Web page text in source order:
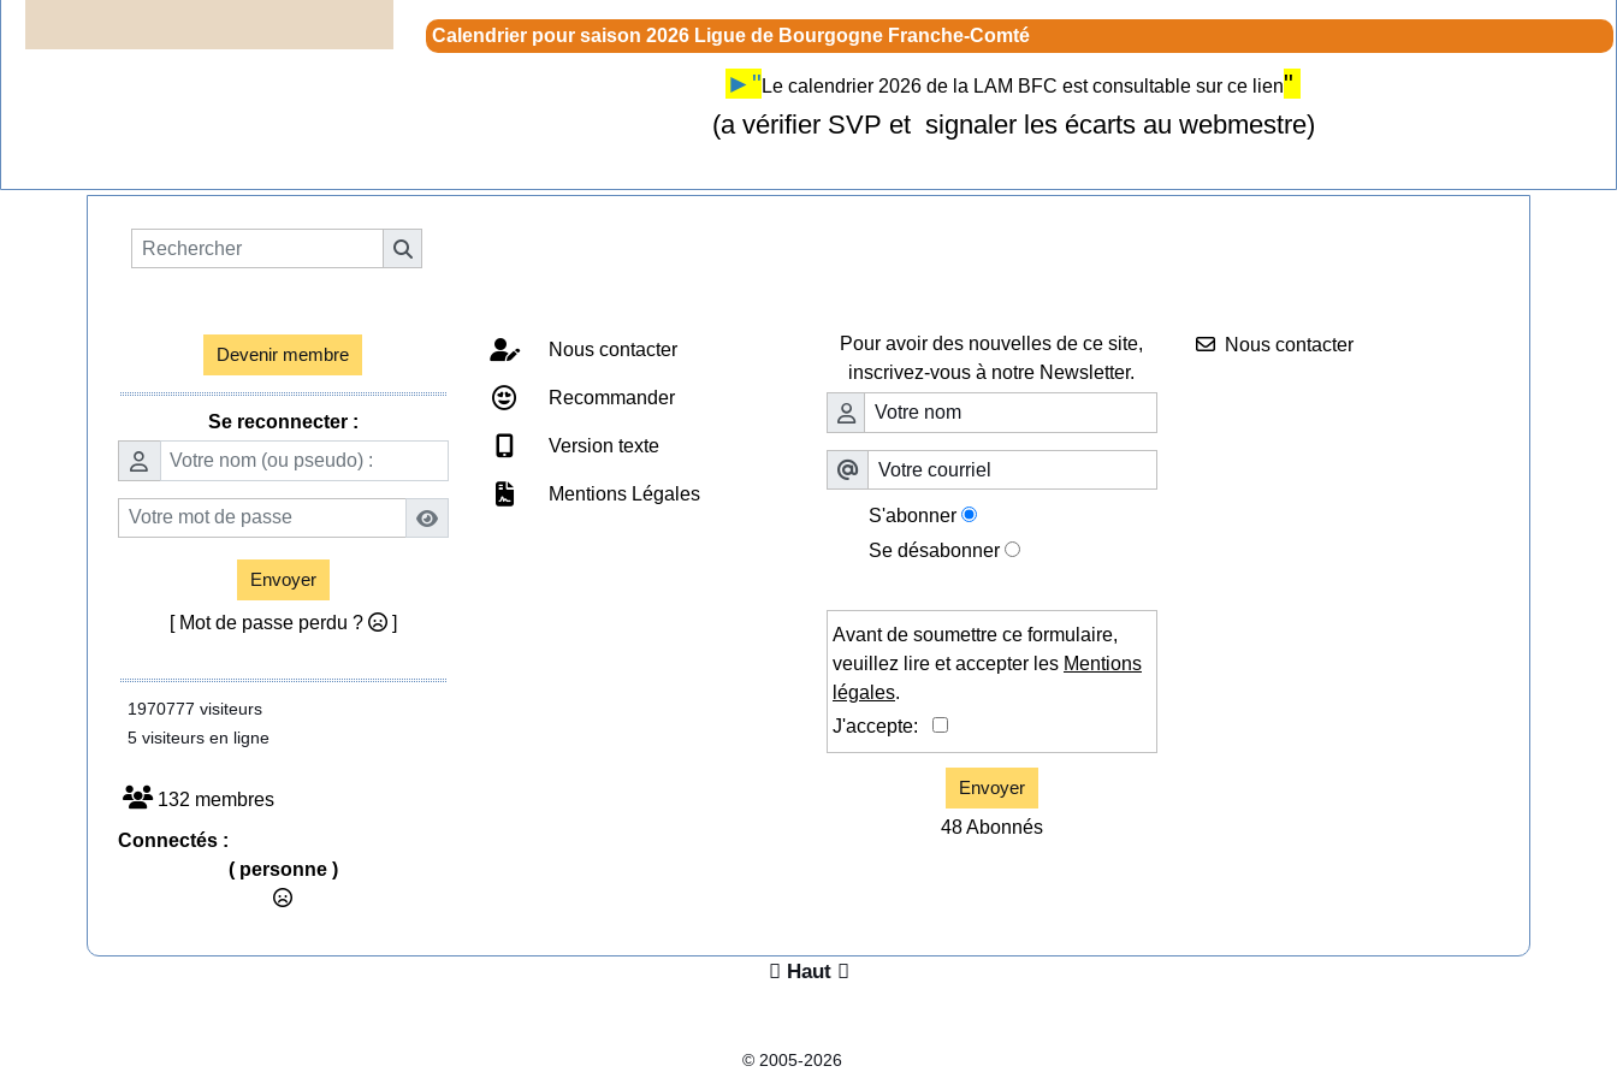
Calendrier pour saison 2026 Ligue de Bourgogne Franche-Comté
►" Le calendrier 2026 de la LAM BFC est consultable sur ce lien"
(a vérifier SVP et signaler les écarts au webmestre)
Devenir membre
Se reconnecter :
Envoyer
[ Mot de passe perdu ? ]
1970777 visiteurs
5 visiteurs en ligne
132 membres
Connectés :
( personne )
Nous contacter
Recommander
Version texte
Mentions Légales
Pour avoir des nouvelles de ce site,
inscrivez-vous à notre Newsletter.
S'abonner
Se désabonner
Avant de soumettre ce formulaire,
veuillez lire et accepter les Mentions
légales.
J'accepte:
Envoyer
48 Abonnés
Nous contacter
 Haut 
© 2005-2026